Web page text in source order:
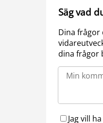
Säg vad
Dina frågor
dina frågor
Jag vill